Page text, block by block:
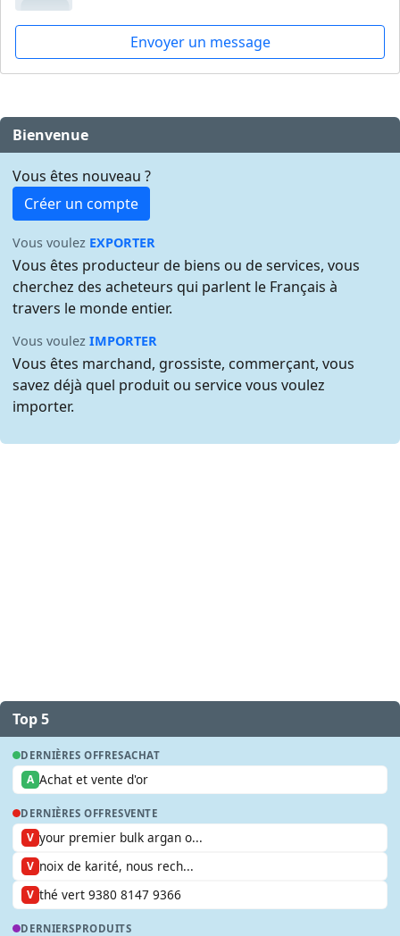
Envoyer un message
Bienvenue
Vous êtes nouveau ?
Créer un compte
Vous voulez EXPORTER
Vous êtes producteur de biens ou de services, vous
cherchez des acheteurs qui parlent le Français à
travers le monde entier.
Vous voulezIMPORTER
Vous êtes marchand, grossiste, commerçant, vous
savez déjà quel produit ou service vous voulez
importer.
Top 5
DERNIÈRES OFFRESACHAT
A Achat et vente d'or
DERNIÈRES OFFRESVENTE
V your premier bulk argan o...
V noix de karité, nous rech...
V thé vert 9380 8147 9366
DERNIERSPRODUITS